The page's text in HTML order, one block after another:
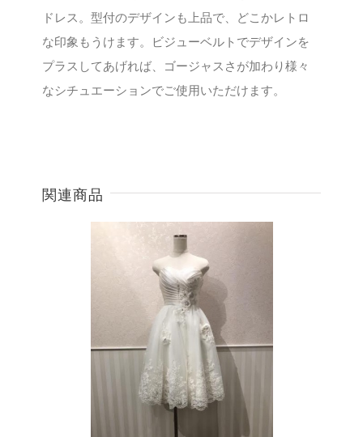
ドレス。型付のデザインも上品で、どこかレトロ
な印象もうけます。ビジューベルトでデザインを
プラスしてあげれば、ゴージャスさが加わり様々
なシチュエーションでご使用いただけます。
関連商品